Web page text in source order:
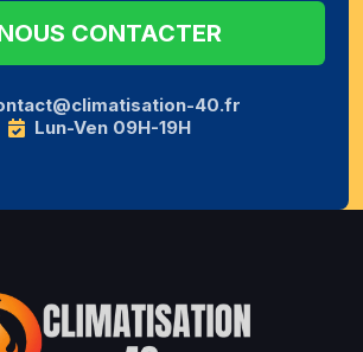
CONTACTER
40.fr
Lun-Ven 09H-19H